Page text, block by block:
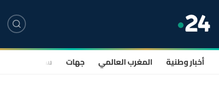
أخبار وطنية المغرب العالمي جهات سياسة